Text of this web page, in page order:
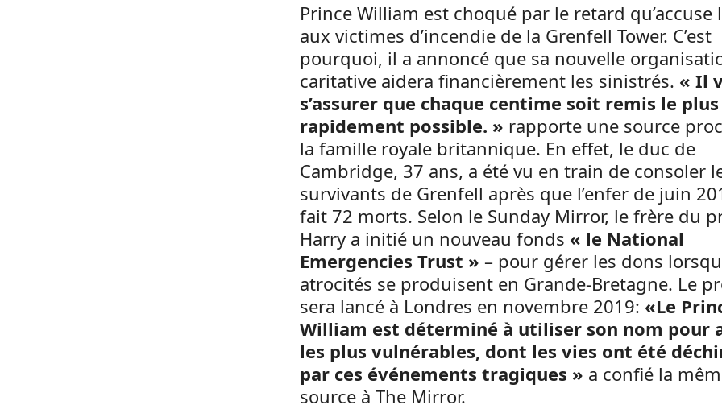
Prince William est choqué par le retard qu’accuse
aux victimes d’incendie de la Grenfell Tower. C’est
pourquoi, il a annoncé que sa nouvelle
caritative aidera financièrement les sinistrés. « Il
s’assurer que chaque centime soit remis le plus
rapidement possible. » rapporte une source
la famille royale britannique. En effet, le duc de
Cambridge, 37 ans, a été vu en train de consoler
survivants de Grenfell après que l’enfer de juin
fait 72 morts. Selon le Sunday Mirror, le frère du
Harry a initié un nouveau fonds « le National
Emergencies Trust » – pour gérer les dons
atrocités se produisent en Grande-Bretagne. Le
sera lancé à Londres en novembre 2019: «Le
William est déterminé à utiliser son nom pour
les plus vulnérables, dont les vies ont été
par ces événements tragiques » a confié la
source à The Mirror.